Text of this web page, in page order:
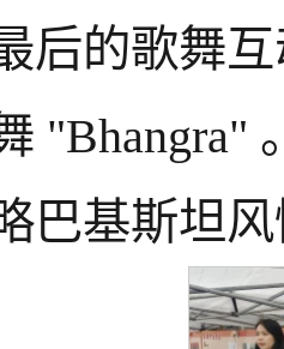
后的歌舞
"Bhangra"
巴基斯坦